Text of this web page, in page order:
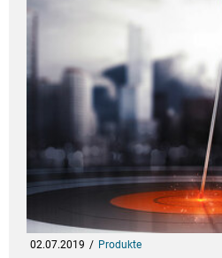
02.07.2019 Produkte